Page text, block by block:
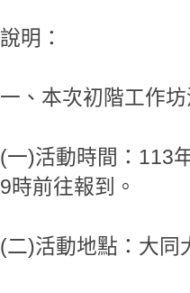
說明：
一、本次初階工作
(一)活動時間：113
9時前往報到。
(二)活動地點：大同